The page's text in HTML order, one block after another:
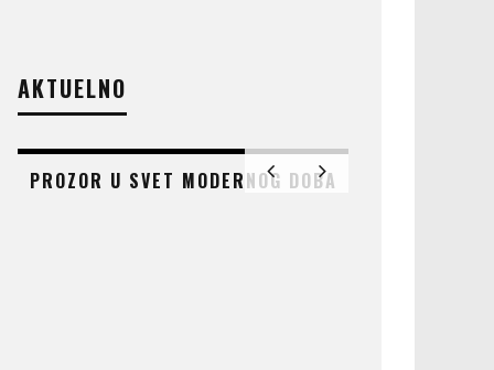
AKTUELNO
PROZOR U SVET MODERNOG DOBA